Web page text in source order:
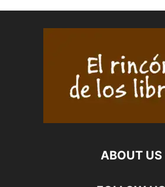
ABOUT US